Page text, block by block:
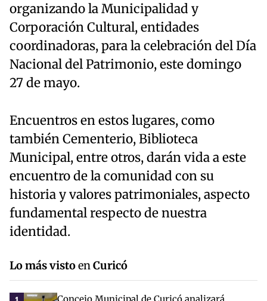
organizando la Municipalidad y
Corporación Cultural, entidades
coordinadoras, para la celebración del Día
Nacional del Patrimonio, este domingo
27 de mayo.
Encuentros en estos lugares, como
también Cementerio, Biblioteca
Municipal, entre otros, darán vida a este
encuentro de la comunidad con su
historia y valores patrimoniales, aspecto
fundamental respecto de nuestra
identidad.
Lo más vistoenCuricó